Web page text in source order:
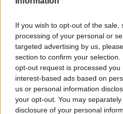
If you wish to opt-out of the
processing of your personal or
targeted advertising by us,
section to confirm your
opt-out request is processed you
interest-based ads based on
us or personal information
your opt-out. You may
disclosure of your personal
Όμως, όλα τα παραπάνω
υποσημειώσεις στο
έμεινε είναιη βαθιά
τα επί σκηνής
βράδυ στο Ηρώδειο. Ο
συνεργάτες του